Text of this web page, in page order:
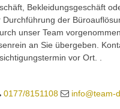
Bekleidungsgeschäft
Durchführung der
unser Team
an Sie übergeben.
vor Ort. .
0177/8151108 info@team-